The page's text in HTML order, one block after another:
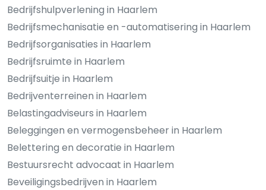
Bedrijfshulpverlening in Haarlem
Bedrijfsmechanisatie en -automatisering in Haarlem
Bedrijfsorganisaties in Haarlem
Bedrijfsruimte in Haarlem
Bedrijfsuitje in Haarlem
Bedrijventerreinen in Haarlem
Belastingadviseurs in Haarlem
Beleggingen en vermogensbeheer in Haarlem
Belettering en decoratie in Haarlem
Bestuursrecht advocaat in Haarlem
Beveiligingsbedrijven in Haarlem